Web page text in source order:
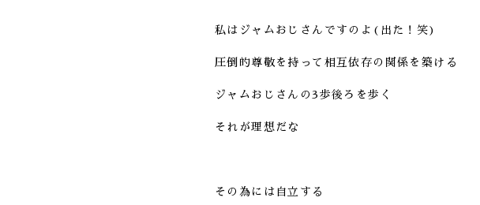
私はジャムおじさんですのよ(出た！笑)
圧倒的尊敬を持って相互依存の関係を築ける
ジャムおじさんの3歩後ろを歩く
それが理想だな
その為には自立する